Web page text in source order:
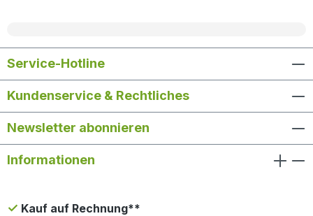
Service-Hotline
Kundenservice & Rechtliches
Newsletter abonnieren
Informationen
Kauf auf Rechnung**